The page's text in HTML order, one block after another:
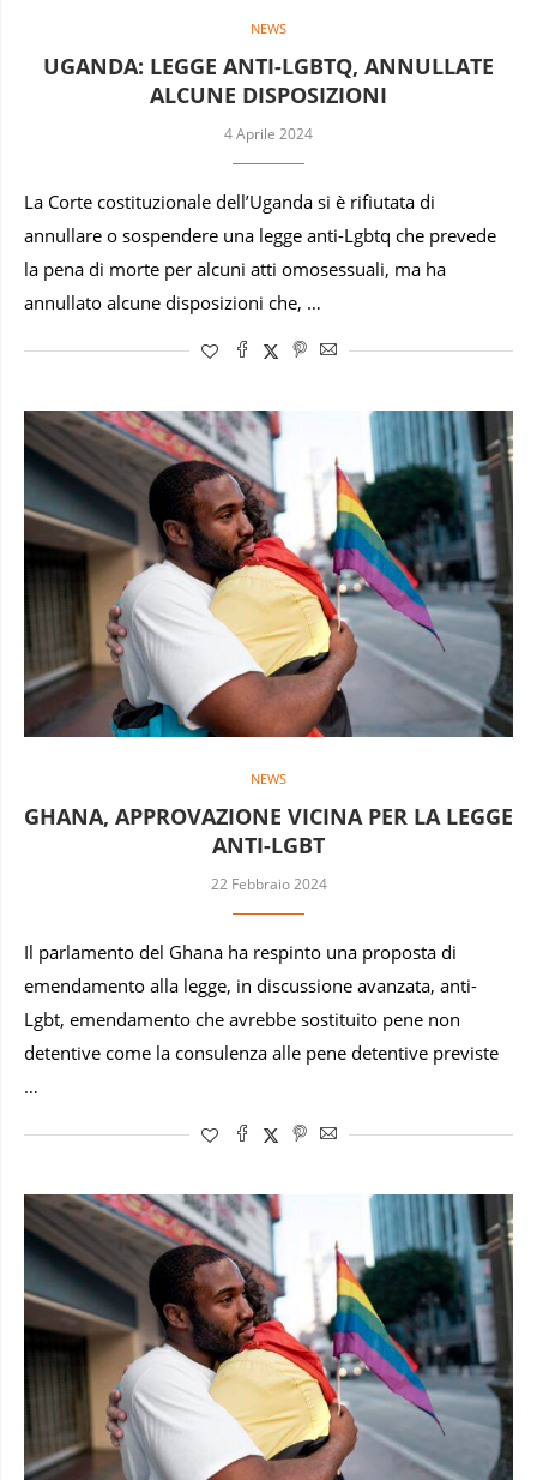
NEWS
UGANDA: LEGGE ANTI-LGBTQ, ANNULLATE
ALCUNE DISPOSIZIONI
4 Aprile 2024
La Corte costituzionale dell’Uganda si è rifiutata di
annullare o sospendere una legge anti-Lgbtq che prevede
la pena di morte per alcuni atti omosessuali, ma ha
annullato alcune disposizioni che, …
NEWS
GHANA, APPROVAZIONE VICINA PER LA LEGGE
ANTI-LGBT
22 Febbraio 2024
Il parlamento del Ghana ha respinto una proposta di
emendamento alla legge, in discussione avanzata, anti-
Lgbt, emendamento che avrebbe sostituito pene non
detentive come la consulenza alle pene detentive previste
…